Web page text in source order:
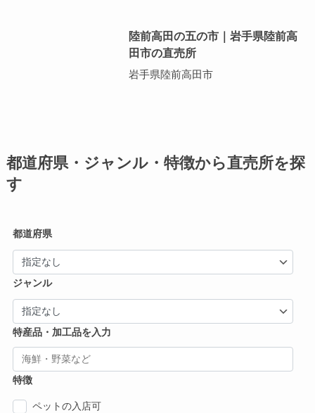
陸前高田の五の市｜岩手県陸前高
田市の直売所
岩手県陸前高田市
都道府県・ジャンル・特徴から直売所を探
す
都道府県
ジャンル
特産品・加工品を入力
特徴
ペットの入店可